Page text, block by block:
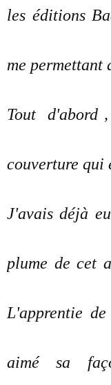
les éditions
me permettant
Tout d'abord
couverture qui
J'avais déjà
plume de cet
L'apprentie
aimé sa